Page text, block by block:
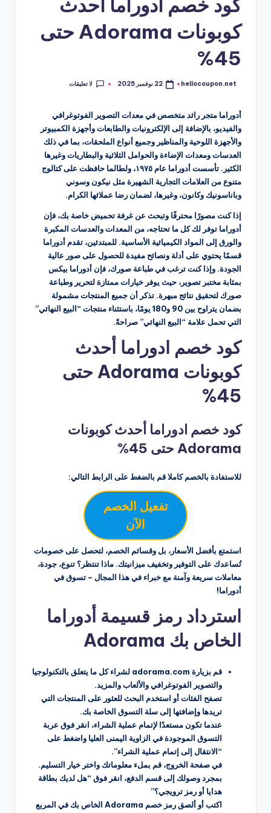
كود خصم ادوراما أحدث
كوبونات Adorama حتى
45%
تمّ
hellocoupon.net 22 نوفمبر 2025 لا تعليقات
أدوراما متجر رائد متخصص في معدات التصوير الفوتوغرافي
والفيديو، بالإضافة إلى الإلكترونيات والطابعات وأجهزة الكمبيوتر
والأجهزة اللوحية والمناظير وجميع أنواع الملحقات، بما في ذلك
العدسات ومعدات الإضاءة والحوامل الثلاثية والبطاريات وغيرها
الكثير. تأسست أدوراما عام ١٩٧٥، ولطالما حافظت على كتالوج
متنوع من العلامات التجارية الشهيرة مثل نيكون وسوني
وباناسونيك وكانون، وغيرها، لضمان رضا عملائها الكرام.
إذا كنت مصورًا محترفًا وتبحث عن غرفة تحميض خاصة بك، فإن
أدوراما توفر لك كل ما تحتاجه، من المعدات والعدسات المكبرة
والورق إلى المواد الكيميائية الأساسية. للمبتدئين، تقدم أدوراما
قسمًا يحتوي على أدلة ونصائح مفيدة للحصول على صور عالية
الجودة. وإذا كنت ترغب في طباعة صورك، فإن أدوراما بيكس
بمثابة مختبر تصوير، حيث يوفر خيارات ممتازة لتحرير وطباعة
صورك لتحقيق نتائج مبهرة. تذكر أن جميع المنتجات مشمولة
بضمان يتراوح بين 90 و180 يومًا، باستثناء منتجات “البيع النهائي”
التي تحمل علامة “البيع النهائي” صراحةً.
كود خصم ادوراما أحدث
كوبونات Adorama حتى
45%
كود خصم ادوراما أحدث كوبونات
Adorama حتى 45%
للاستفادة بالخصم كاملا قم بالضغط على الرابط التالي:
تفعيل الخصم
الآن
استمتع بأفضل الأسعار، بل وقسائم الخصم، لتحصل على خصومات
تُساعدك على التوفير وتخفيف ميزانيتك. ماذا تنتظر؟ تنوع، جودة،
معاملات سريعة وآمنة مع خبراء في هذا المجال – تسوق في
أدوراما!
استرداد رمز قسيمة أدوراما
الخاص بك Adorama
قم بزيارة adorama.com لشراء كل ما يتعلق بالتكنولوجيا
والتصوير الفوتوغرافي والألعاب والمزيد.
تصفح الفئات أو استخدم البحث للعثور على المنتجات التي
تريدها وإضافتها إلى سلة التسوق الخاصة بك.
عندما تكون مستعدًا لإتمام عملية الشراء، انقر فوق عربة
التسوق الموجودة في الزاوية اليمنى العليا واضغط على
“الانتقال إلى إتمام عملية الشراء”.
في صفحة الخروج، قم بملء معلوماتك واختر خيار التسليم.
بمجرد وصولك إلى قسم الدفع، انقر فوق “هل لديك بطاقة
هدايا أو رمز ترويجي؟”
اكتب أو ألصق رمز خصم Adorama الخاص بك في المربع